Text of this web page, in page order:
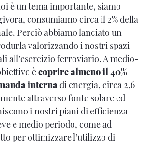
è un tema importante, siamo
consumiamo circa il 2% della
Perciò abbiamo lanciato un
valorizzando i nostri spazi
all’esercizio ferroviario. A medio-
ècoprire almeno il 40%
internadi energia, circa 2,6
attraverso fonte solare ed
i nostri piani di efficienza
e medio periodo, come ad
per ottimizzare l’utilizzo di